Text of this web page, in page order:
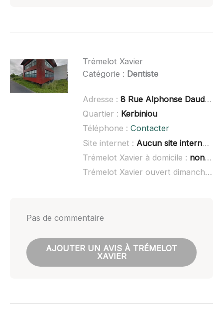
Trémelot Xavier
Catégorie : Dentiste
Adresse : 8 Rue Alphonse Daudet, 44350 Guérande
Quartier : Kerbiniou
Téléphone : Contacter
Site internet : Aucun site internet connu
Trémelot Xavier à domicile : non renseigné
Trémelot Xavier ouvert dimanche :
Pas de commentaire
AJOUTER UN AVIS À TRÉMELOT
XAVIER